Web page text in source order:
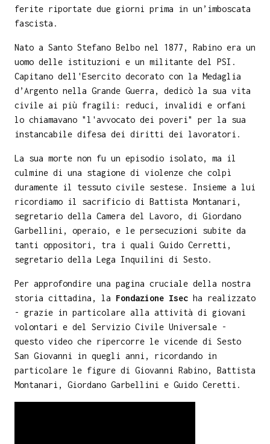
ferite riportate due giorni prima in un’imboscata
fascista.
Nato a Santo Stefano Belbo nel 1877, Rabino era un
uomo delle istituzioni e un militante del PSI.
Capitano dell'Esercito decorato con la Medaglia
d’Argento nella Grande Guerra, dedicò la sua vita
civile ai più fragili: reduci, invalidi e orfani
lo chiamavano "l'avvocato dei poveri" per la sua
instancabile difesa dei diritti dei lavoratori.
La sua morte non fu un episodio isolato, ma il
culmine di una stagione di violenze che colpì
duramente il tessuto civile sestese. Insieme a lui
ricordiamo il sacrificio di Battista Montanari,
segretario della Camera del Lavoro, di Giordano
Garbellini, operaio, e le persecuzioni subite da
tanti oppositori, tra i quali Guido Cerretti,
segretario della Lega Inquilini di Sesto.
Per approfondire una pagina cruciale della nostra
storia cittadina, la Fondazione Isec ha realizzato
- grazie in particolare alla attività di giovani
volontari e del Servizio Civile Universale -
questo video che ripercorre le vicende di Sesto
San Giovanni in quegli anni, ricordando in
particolare le figure di Giovanni Rabino, Battista
Montanari, Giordano Garbellini e Guido Ceretti.